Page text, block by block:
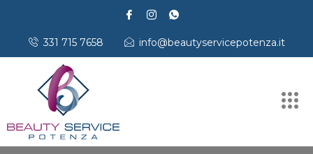
331 715 7658 info@beautyservicepotenza.it